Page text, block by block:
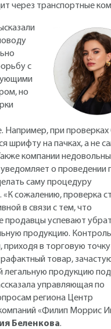
через транспортные
с
но
Например, при
шрифту на пачках, а не
компании
о проведении
саму процедуру
сожалению, проверка
в связи с тем, что
продавцы успевают
продукцию.
в торговую точку
товар,
легальную продукцию
управляющая по
региона Центр
«Филип Моррис
Беленкова.